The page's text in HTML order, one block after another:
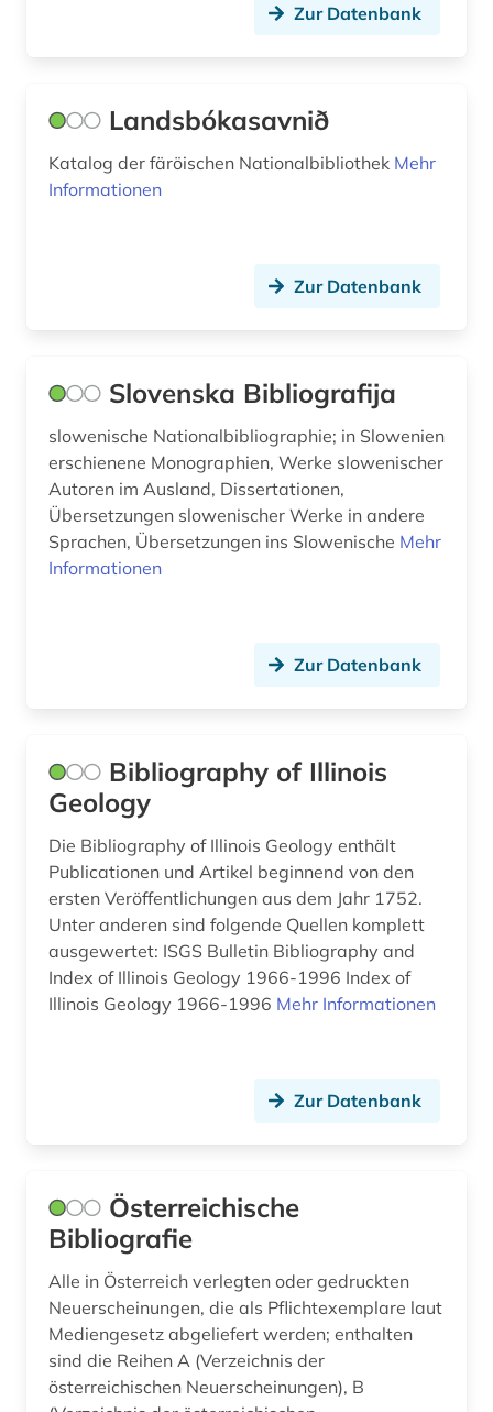
biographie (2)
brasilien (1)
bremen (2)
briefsammlung (1)
british library (1)
buchgeschichte &lt;fach&gt; (2)
buchproduktion (1)
buenos aires (1)
bukarest (1)
bulgarien (2)
böhmische länder (2)
darmstadt (1)
delmenhorst (1)
deutscher sprachraum (1)
Großbritannien (7)
Irland (5)
Italien (11)
Korea (1)
Lettland (6)
Mecklenburg-Vorpommern (4)
Moldawien (3)
Montenegro (5)
Niederlande (6)
Niedersachsen (6)
Ostasien (2)
Osteuropa (23)
Ostmitteleuropa (3)
Zur Datenbank
Landsbókasavnið
Katalog der färöischen Nationalbibliothek Mehr
Informationen
Zur Datenbank
Slovenska Bibliografija
slowenische Nationalbibliographie; in Slowenien
erschienene Monographien, Werke slowenischer
Autoren im Ausland, Dissertationen,
Übersetzungen slowenischer Werke in andere
Sprachen, Übersetzungen ins Slowenische Mehr
Informationen
Zur Datenbank
Bibliography of Illinois
Geology
Die Bibliography of Illinois Geology enthält
Publicationen und Artikel beginnend von den
ersten Veröffentlichungen aus dem Jahr 1752.
Unter anderen sind folgende Quellen komplett
ausgewertet: ISGS Bulletin Bibliography and
Index of Illinois Geology 1966-1996 Index of
Illinois Geology 1966-1996 Mehr Informationen
Zur Datenbank
Österreichische
Bibliografie
Alle in Österreich verlegten oder gedruckten
Neuerscheinungen, die als Pflichtexemplare laut
Mediengesetz abgeliefert werden; enthalten
sind die Reihen A (Verzeichnis der
österreichischen Neuerscheinungen), B